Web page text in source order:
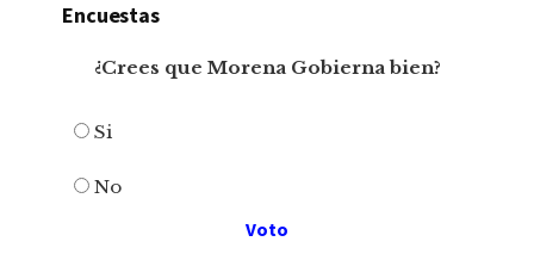
Encuestas
¿Crees que Morena Gobierna bien?
Si
No